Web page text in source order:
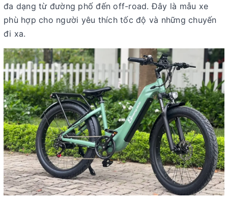
đa dạng từ đường phố đến off-road. Đây là mẫu xe
phù hợp cho người yêu thích tốc độ và những chuyến
đi xa.